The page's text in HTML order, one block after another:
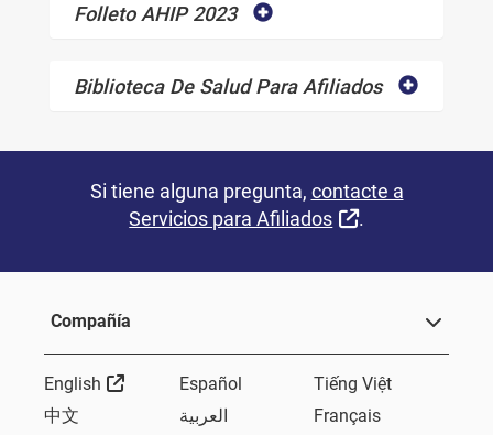
Folleto AHIP 2023
Biblioteca De Salud Para Afiliados
Si tiene alguna pregunta, contacte a
Servicios para Afiliados
External Link
.
Compañía
English External Link
Español
Tiếng Việt
中文
العربية
Français